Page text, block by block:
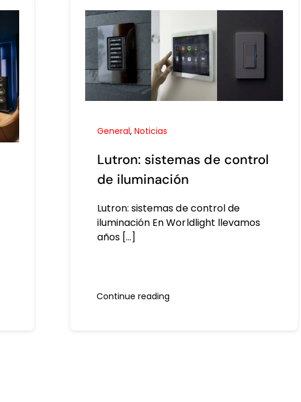
General,Noticias
Lutron: sistemas de control
de iluminación
Lutron: sistemas de control de
iluminación En Worldlight llevamos
años [...]
Continue reading